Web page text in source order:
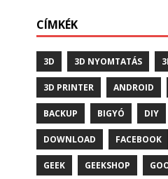
CÍMKÉK
3D 3D NYOMTATÁS
3D PRINTER ANDROID
BACKUP BIGYÓ DIY
DOWNLOAD FACEBOOK
GEEK GEEKSHOP